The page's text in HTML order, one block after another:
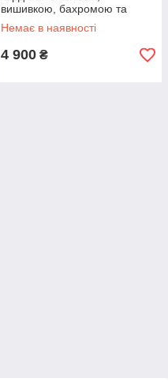
вишивкою, бахромою та
натуральним камінням
MODNA KAZKA MKSH1938/1
Немає в наявності
4 900 ₴